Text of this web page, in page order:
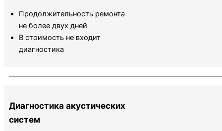
Продолжительность ремонта
не более двух дней
В стоимость не входит
диагностика
Диагностика акустических
систем